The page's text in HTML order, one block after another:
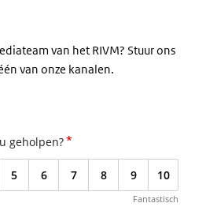
van het RIVM? Stuur ons
van onze kanalen.
geholpen?*
5 6 7 8 9 10
Fantastisch